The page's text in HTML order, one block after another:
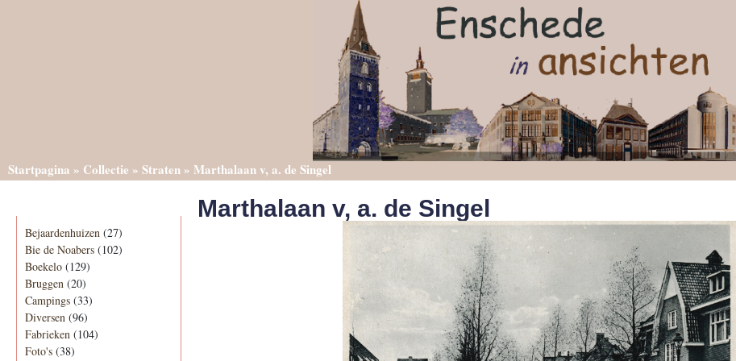
Startpagina » Collectie » Straten» Marthalaan v, a. de Singel
Bejaardenhuizen (27)
Bie de Noabers (102)
Boekelo (129)
Bruggen (20)
Campings (33)
Diversen (96)
Fabrieken (104)
Foto's (38)
Marthalaan v, a. de Singel